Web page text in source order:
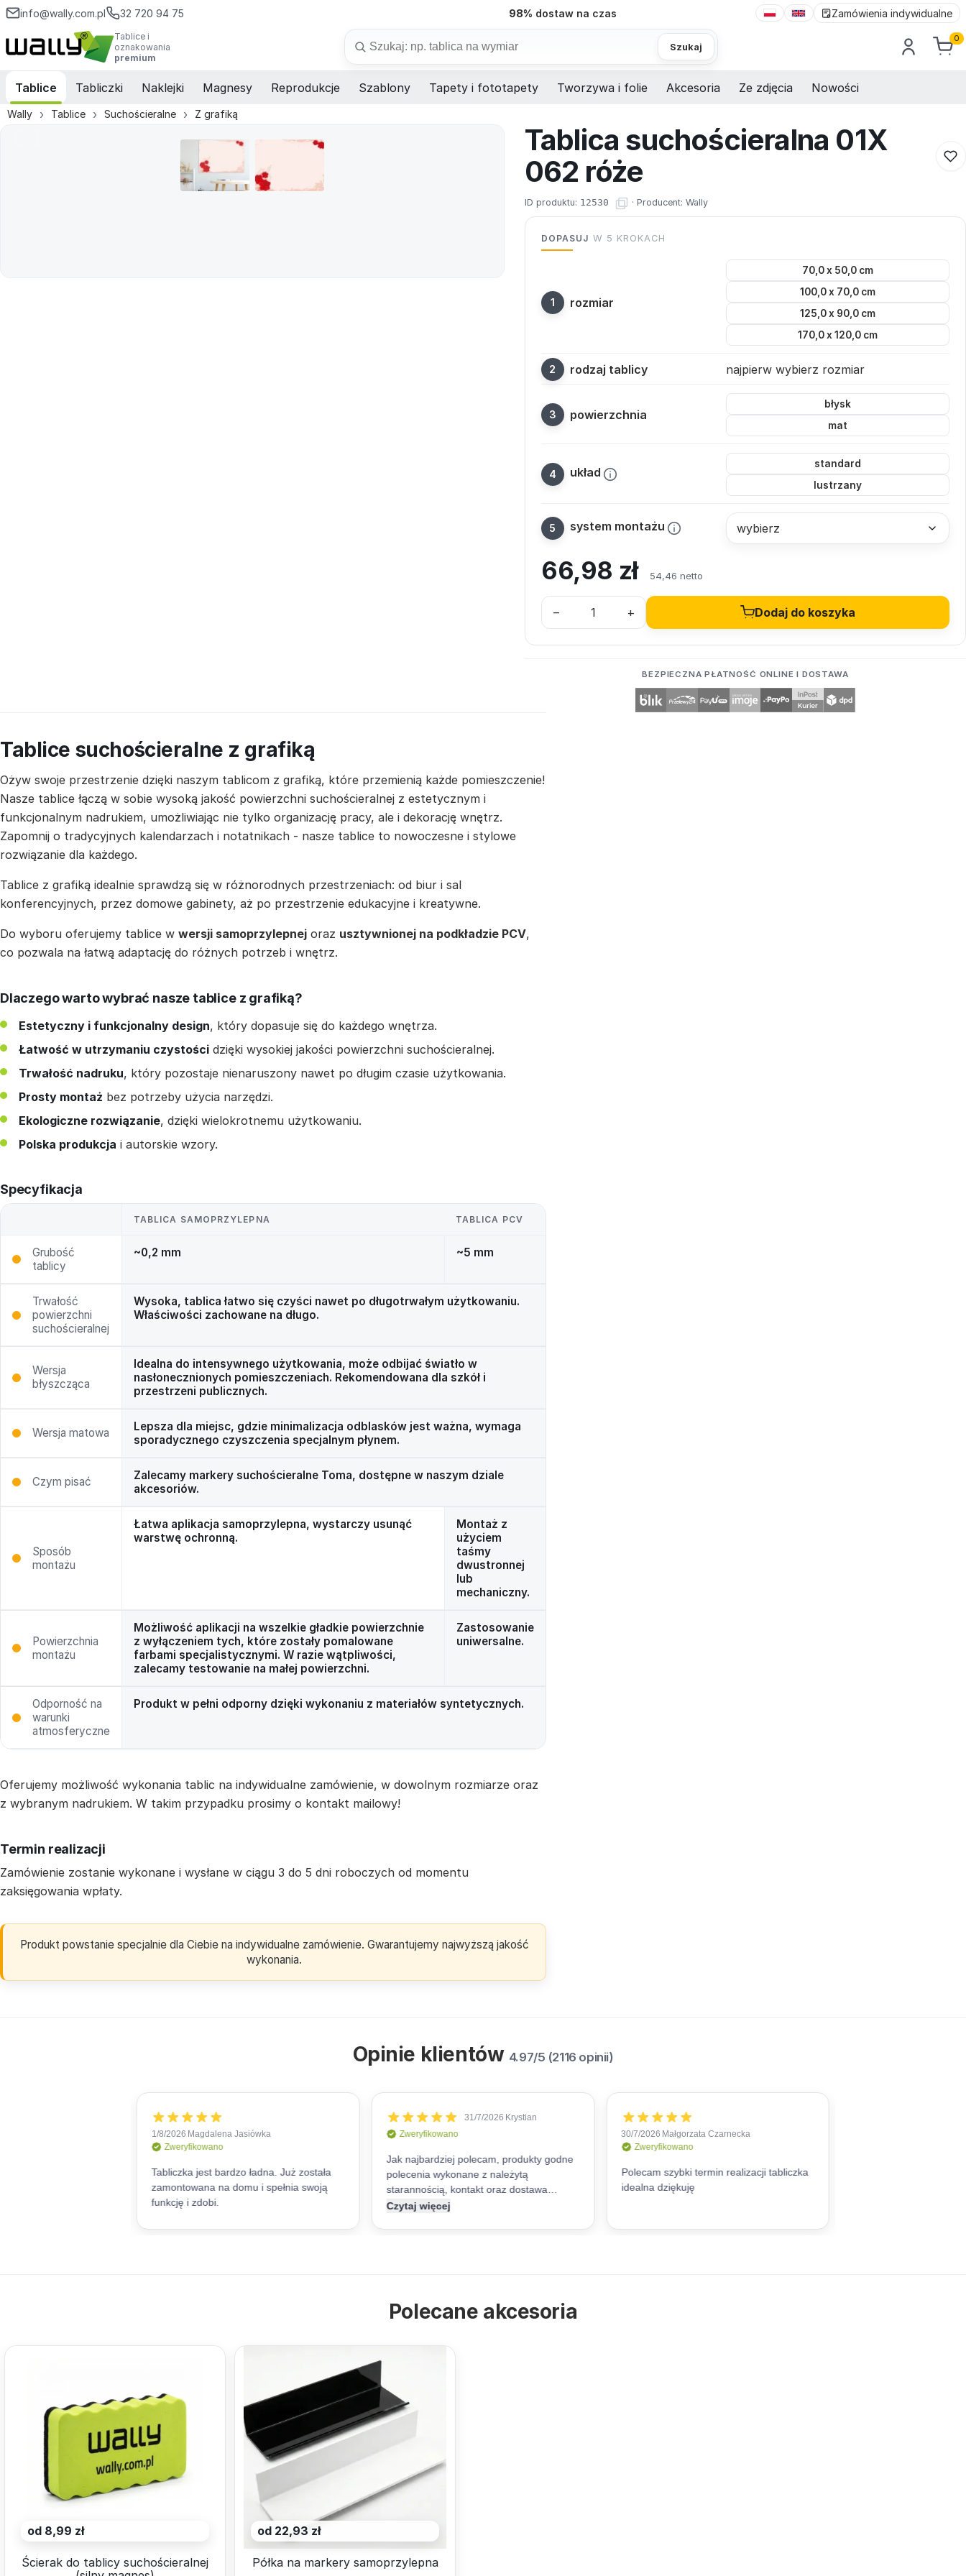
info@wally.com.pl 32 720 94 75 98% dostaw na czas Zamówienia indywidualne
Tablice i
oznakowania
premium
Szukaj
0
Tablice Tabliczki Naklejki Magnesy Reprodukcje Szablony Tapety i fototapety Tworzywa i folie Akcesoria Ze zdjęcia Nowości
Wally Tablice Suchościeralne Z grafiką
Tablica suchościeralna 01X
062 róże
ID produktu: 12530 · Producent: Wally
DOPASUJ W 5 KROKACH
rozmiar
70,0 x 50,0 cm
100,0 x 70,0 cm
125,0 x 90,0 cm
170,0 x 120,0 cm
rodzaj tablicy najpierw wybierz rozmiar
powierzchnia
błysk
mat
układ
standard
lustrzany
system montażu
66,98 zł 54,46 netto
– + Dodaj do koszyka
BEZPIECZNA PŁATNOŚĆ ONLINE I DOSTAWA
Tablice suchościeralne z grafiką
Ożyw swoje przestrzenie dzięki naszym tablicom z grafiką, które przemienią każde pomieszczenie!
Nasze tablice łączą w sobie wysoką jakość powierzchni suchościeralnej z estetycznym i
funkcjonalnym nadrukiem, umożliwiając nie tylko organizację pracy, ale i dekorację wnętrz.
Zapomnij o tradycyjnych kalendarzach i notatnikach - nasze tablice to nowoczesne i stylowe
rozwiązanie dla każdego.
Tablice z grafiką idealnie sprawdzą się w różnorodnych przestrzeniach: od biur i sal
konferencyjnych, przez domowe gabinety, aż po przestrzenie edukacyjne i kreatywne.
Do wyboru oferujemy tablice w wersji samoprzylepnej oraz usztywnionej na podkładzie PCV,
co pozwala na łatwą adaptację do różnych potrzeb i wnętrz.
Dlaczego warto wybrać nasze tablice z grafiką?
Estetyczny i funkcjonalny design, który dopasuje się do każdego wnętrza.
Łatwość w utrzymaniu czystości dzięki wysokiej jakości powierzchni suchościeralnej.
Trwałość nadruku, który pozostaje nienaruszony nawet po długim czasie użytkowania.
Prosty montaż bez potrzeby użycia narzędzi.
Ekologiczne rozwiązanie, dzięki wielokrotnemu użytkowaniu.
Polska produkcja i autorskie wzory.
Specyfikacja
TABLICA SAMOPRZYLEPNA TABLICA PCV
Grubość
tablicy
~0,2 mm ~5 mm
Trwałość
powierzchni
suchościeralnej
Wysoka, tablica łatwo się czyści nawet po długotrwałym użytkowaniu.
Właściwości zachowane na długo.
Wersja
błyszcząca
Idealna do intensywnego użytkowania, może odbijać światło w
nasłonecznionych pomieszczeniach. Rekomendowana dla szkół i
przestrzeni publicznych.
Wersja matowa
Lepsza dla miejsc, gdzie minimalizacja odblasków jest ważna, wymaga
sporadycznego czyszczenia specjalnym płynem.
Czym pisać
Zalecamy markery suchościeralne Toma, dostępne w naszym dziale
akcesoriów.
Sposób
montażu
Łatwa aplikacja samoprzylepna, wystarczy usunąć
warstwę ochronną.
Montaż z
użyciem
taśmy
dwustronnej
lub
mechaniczny.
Powierzchnia
montażu
Możliwość aplikacji na wszelkie gładkie powierzchnie
z wyłączeniem tych, które zostały pomalowane
farbami specjalistycznymi. W razie wątpliwości,
zalecamy testowanie na małej powierzchni.
Zastosowanie
uniwersalne.
Odporność na
warunki
atmosferyczne
Produkt w pełni odporny dzięki wykonaniu z materiałów syntetycznych.
Oferujemy możliwość wykonania tablic na indywidualne zamówienie, w dowolnym rozmiarze oraz
z wybranym nadrukiem. W takim przypadku prosimy o kontakt mailowy!
Termin realizacji
Zamówienie zostanie wykonane i wysłane w ciągu 3 do 5 dni roboczych od momentu
zaksięgowania wpłaty.
Produkt powstanie specjalnie dla Ciebie na indywidualne zamówienie. Gwarantujemy najwyższą jakość
wykonania.
Opinie klientów 4.97/5 (2116 opinii)
Polecane akcesoria
od 8,99 zł
Ścierak do tablicy suchościeralnej
od 22,93 zł
Półka na markery samoprzylepna